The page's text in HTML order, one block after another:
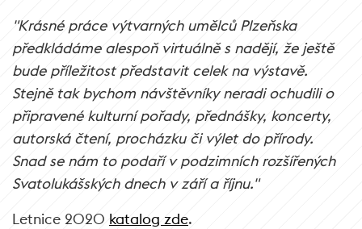
"Krásné práce výtvarných umělců Plzeňska
předkládáme alespoň virtuálně s nadějí, že ještě
bude příležitost představit celek na výstavě.
Stejně tak bychom návštěvníky neradi ochudili o
připravené kulturní pořady, přednášky, koncerty,
autorská čtení, procházku či výlet do přírody.
Snad se nám to podaří v podzimních rozšířených
Svatolukášských dnech v září a říjnu."
Letnice 2020 katalog zde.